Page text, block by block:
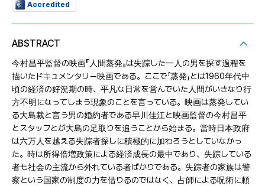
Accredited
ABSTRACT
今村昌平監督の映画『人間蒸発』は失踪した一人の男を探す過程を
描いたドキュメンタリー映画である。ここで「蒸発」とは1960年代中
頃の経済の好況期の時、平凡な日常を営んでいた人間がいきなり行
方不明になってしまう現象のことを言っている。映画は蒸発してい
る大島裁と言う男の婚約者である早川佳江と映画監督の今村昌平
とスタッフとが大島の足取りを追うことから始まる。當時日本政府
は六万人を越える失踪者探しに積極的に加わろうとしていなかっ
た。時は所得倍増政策による経済成長の最中であり、失踪している
者も社会の主流から外れている者ばかりである。失踪者の家族は警
察という国家の制度の力を借りるのではなく、占師による呪術に頼